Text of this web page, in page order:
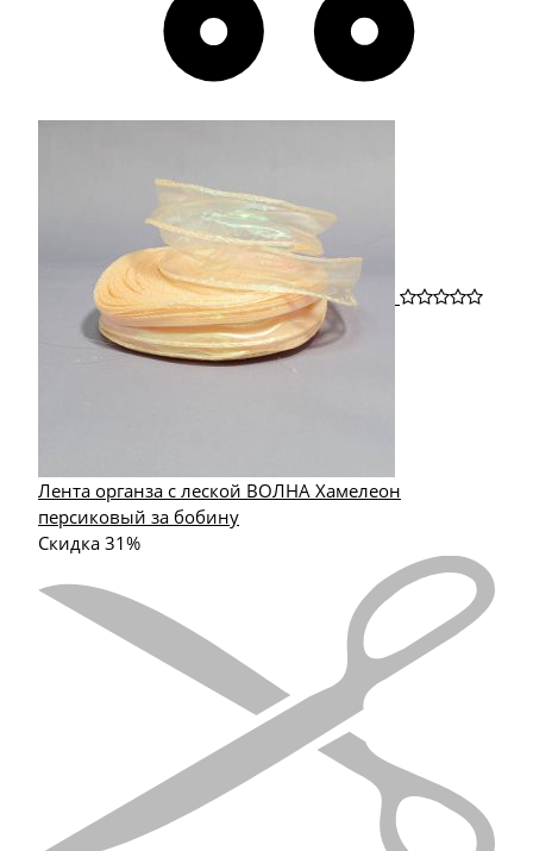
Лента органза с леской ВОЛНА Хамелеон
персиковый за бобину
Скидка 31%